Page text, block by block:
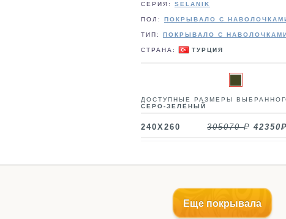
СЕРИЯ: SELANIK
ПОЛ: ПОКРЫВАЛО C
ТИП: ПОКРЫВАЛО C
СТРАНА: ТУРЦИЯ
ДОСТУПНЫЕ РАЗМЕРЫ
СЕРО-ЗЕЛЁНЫЙ
240X260 305070 42350
Еще покрывала